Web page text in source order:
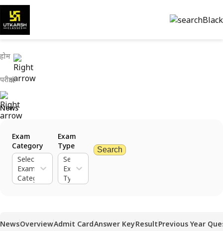
होम
परीक्षाएं
News
Exam
Category
Select
Exam
Category
Exam
Type
Select
Exam
Type
Search
NewsOverviewAdmit CardAnswer KeyResultPrevious Year